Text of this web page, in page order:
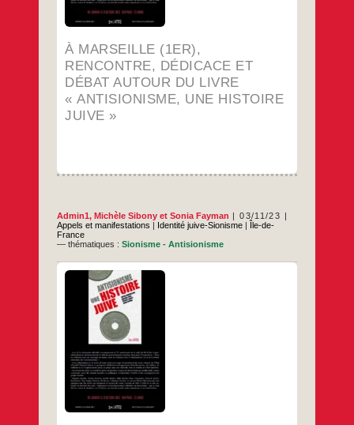
À MARSEILLE (1ER),
RENCONTRE, DÉDICACE ET
DÉBAT AUTOUR DU LIVRE
« ANTISIONISME, UNE HISTOIRE
JUIVE »
Admin1,Michèle Sibony etSonia Fayman
03/11/23
Appels et manifestations | Identité juive-Sionisme | Île-de-
France
— thématiques :Sionisme - Antisionisme
En présence de Béatrice Orès, Michèle